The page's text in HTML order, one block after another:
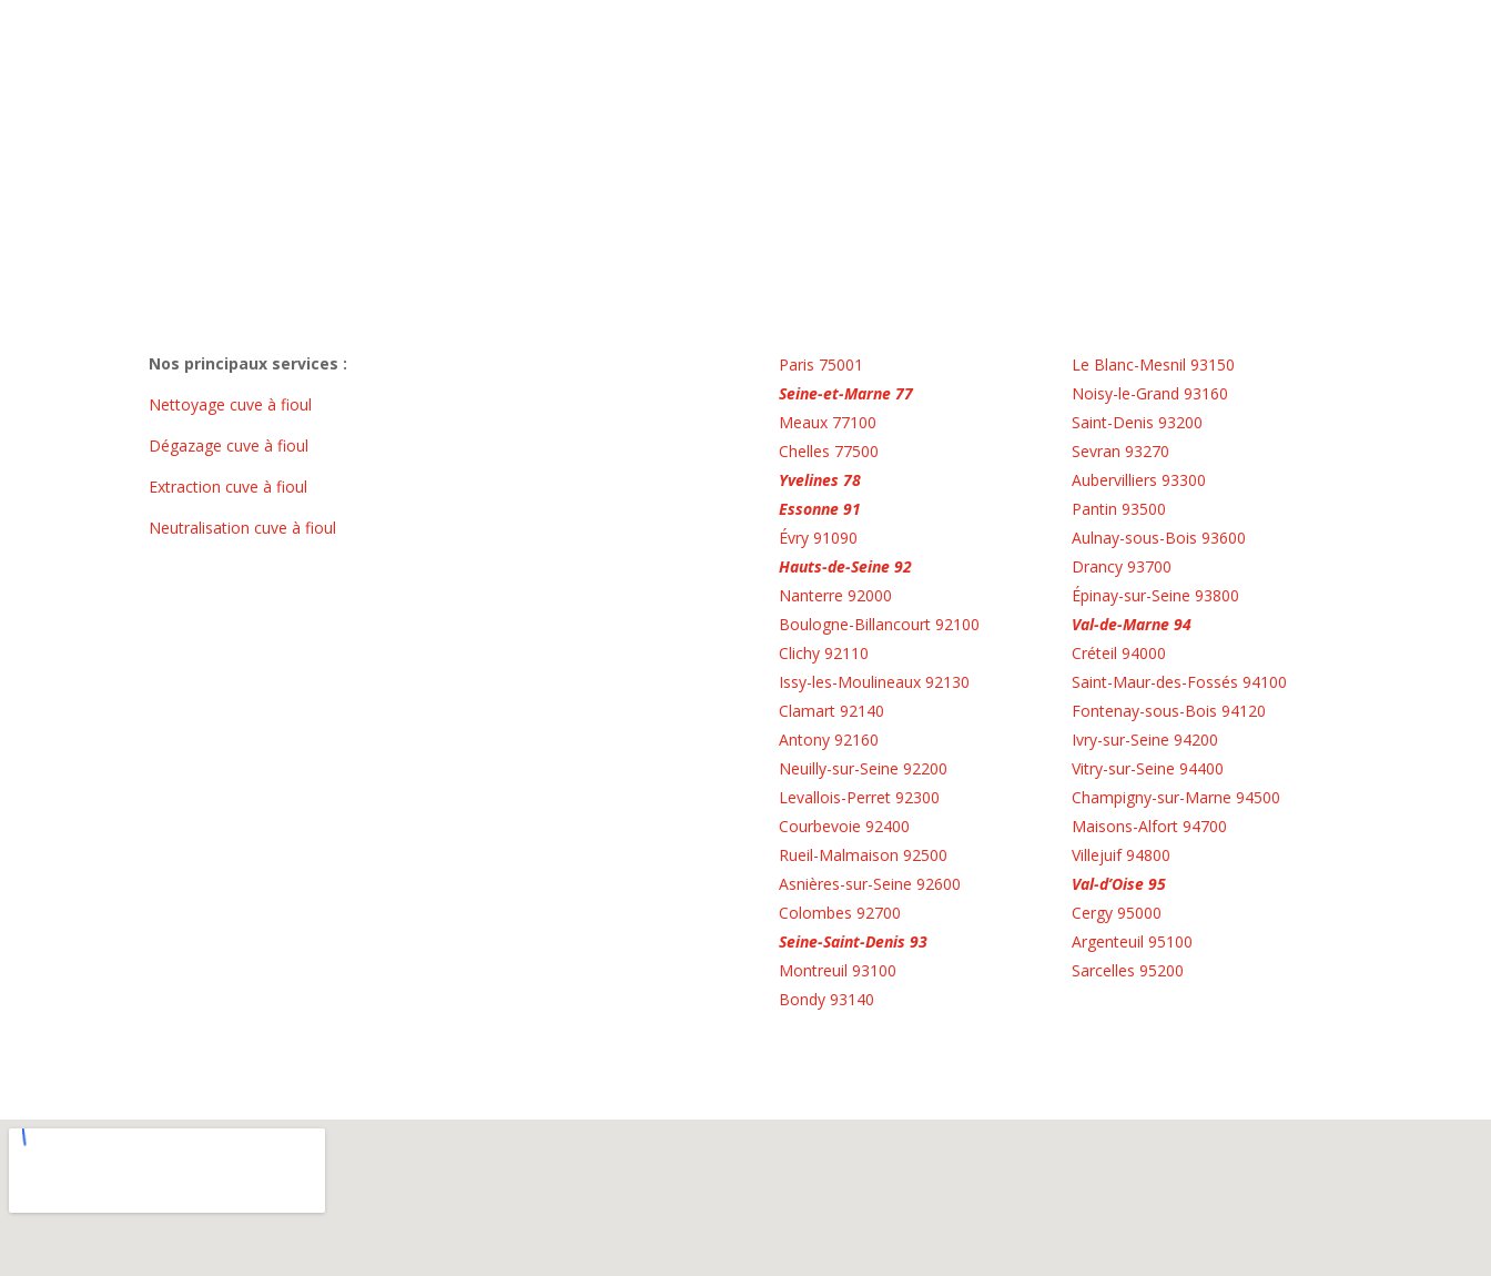
Nos principaux services :
Nettoyage cuve à fioul
Dégazage cuve à fioul
Extraction cuve à fioul
Neutralisation cuve à fioul
Paris 75001
Seine-et-Marne 77
Meaux 77100
Chelles 77500
Yvelines 78
Essonne 91
Évry 91090
Hauts-de-Seine 92
Nanterre 92000
Boulogne-Billancourt 92100
Clichy 92110
Issy-les-Moulineaux 92130
Clamart 92140
Antony 92160
Neuilly-sur-Seine 92200
Levallois-Perret 92300
Courbevoie 92400
Rueil-Malmaison 92500
Asnières-sur-Seine 92600
Colombes 92700
Seine-Saint-Denis 93
Montreuil 93100
Bondy 93140
Le Blanc-Mesnil 93150
Noisy-le-Grand 93160
Saint-Denis 93200
Sevran 93270
Aubervilliers 93300
Pantin 93500
Aulnay-sous-Bois 93600
Drancy 93700
Épinay-sur-Seine 93800
Val-de-Marne 94
Créteil 94000
Saint-Maur-des-Fossés 94100
Fontenay-sous-Bois 94120
Ivry-sur-Seine 94200
Vitry-sur-Seine 94400
Champigny-sur-Marne 94500
Maisons-Alfort 94700
Villejuif 94800
Val-d’Oise 95
Cergy 95000
Argenteuil 95100
Sarcelles 95200